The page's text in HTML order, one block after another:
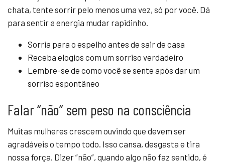
chata, tente sorrir pelo menos uma vez, só por você. Dá
para sentir a energia mudar rapidinho.
Sorria para o espelho antes de sair de casa
Receba elogios com um sorriso verdadeiro
Lembre-se de como você se sente após dar um
sorriso espontâneo
Falar “não” sem peso na consciência
Muitas mulheres crescem ouvindo que devem ser
agradáveis o tempo todo. Isso cansa, desgasta e tira
nossa força. Dizer “não”, quando algo não faz sentido, é